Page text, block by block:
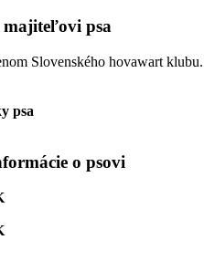
psa
Slovenského hovawart klubu.
psa
o psovi